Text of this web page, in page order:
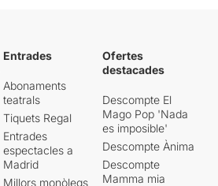
Entrades
Abonaments
teatrals
Tiquets Regal
Entrades
espectacles a
Madrid
Millors monòlegs
Ofertes
destacades
Descompte El
Mago Pop 'Nada
es imposible'
Descompte Ànima
Descompte
Mamma mia